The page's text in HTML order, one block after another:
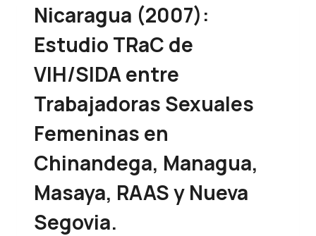
Nicaragua (2007):
Estudio TRaC de
VIH/SIDA entre
Trabajadoras Sexuales
Femeninas en
Chinandega, Managua,
Masaya, RAAS y Nueva
Segovia.